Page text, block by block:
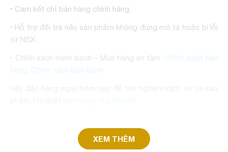
• Cam kết chỉ bán hàng chính hãng.
• Hỗ trợ đổi trả nếu sản phẩm không đúng mô tả hoặc bị lỗi
từ NSX.
• Chính sách minh bạch – Mua hàng an tâm: Chính sách bán
hàng Chính sách bảo hành
XEM THÊM